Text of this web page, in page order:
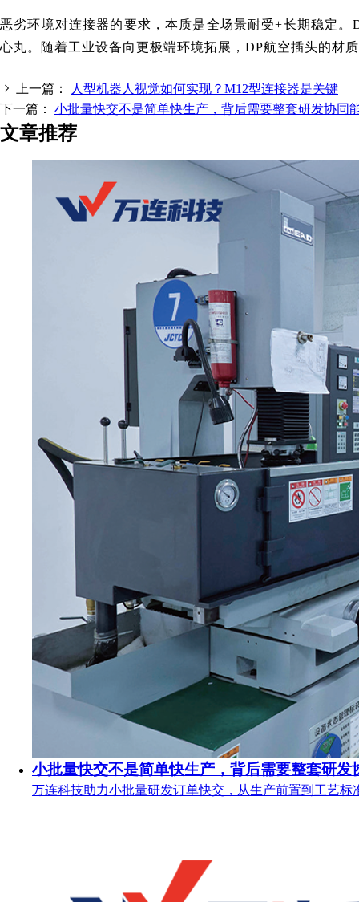
恶劣环境对连接器的要求，本质是全场景耐受+长期稳定
心丸。随着工业设备向更极端环境拓展，DP航空插头的材
上一篇：
人型机器人视觉如何实现？M12型连接器是关键
下一篇： 小批量快交不是简单快生产，背后需要整套研发协同
文章推荐
小批量快交不是简单快生产，背后需要整套研发
万连科技助力小批量研发订单快交，从生产前置到工艺标